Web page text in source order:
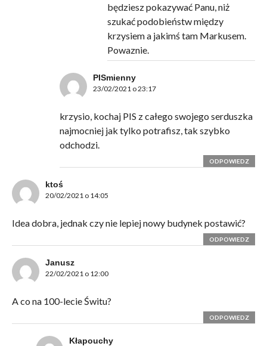
będziesz pokazywać Panu, niż
szukać podobieństw między
krzysiem a jakimś tam Markusem.
Powaznie.
PISmienny
23/02/2021 o 23:17
krzysio, kochaj PIS z całego swojego serduszka
najmocniej jak tylko potrafisz, tak szybko
odchodzi.
ODPOWIEDZ
ktoś
20/02/2021 o 14:05
Idea dobra, jednak czy nie lepiej nowy budynek postawić?
ODPOWIEDZ
Janusz
22/02/2021 o 12:00
A co na 100-lecie Świtu?
ODPOWIEDZ
Kłapouchy